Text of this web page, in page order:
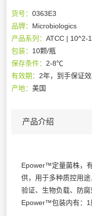
货号：0363E3
品牌： Microbiologics
产品系列：ATCC | 10^2-
包装： 10颗/瓶
保存条件：2-8℃
有效期：2年，到手保证
产地：美国
产品介绍
Epower™定量菌株，
供，用于多种质控用
验证、生物负载、防腐
Epower™包装内有：1